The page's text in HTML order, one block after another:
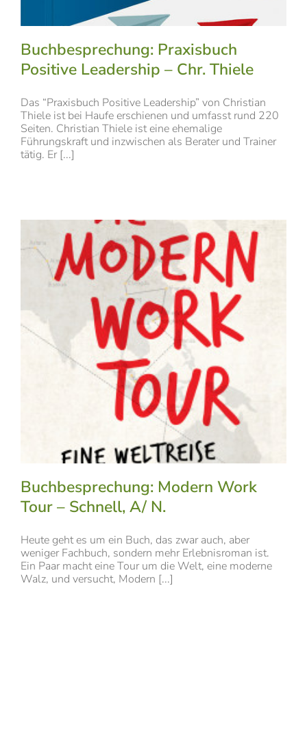
Buchbesprechung: Praxisbuch
Positive Leadership – Chr. Thiele
Das “Praxisbuch Positive Leadership” von Christian
Thiele ist bei Haufe erschienen und umfasst rund 220
Seiten. Christian Thiele ist eine ehemalige
Führungskraft und inzwischen als Berater und Trainer
tätig. Er [...]
Buchbesprechung: Modern Work
Tour – Schnell, A/ N.
Heute geht es um ein Buch, das zwar auch, aber
weniger Fachbuch, sondern mehr Erlebnisroman ist.
Ein Paar macht eine Tour um die Welt, eine moderne
Walz, und versucht, Modern [...]